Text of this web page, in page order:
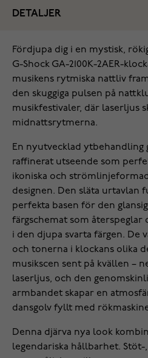
DETALJER
Fördjupa dig i en mystisk,
G-Shock GA-2100K-2AER-
musikens rytmiska nattliv
den skuggiga pulsen på
musikfestivaler, där laserljus
midnattsrytmerna.
En nyutvecklad
raffinerat utseende som
ikoniska och
designen. Den släta urtavlan
perfekta basen för den
färgschemat som
i den djupa svarta färgen. De
och tonerna i klockans olika
musikscen sent på kvällen –
laserljus, och den
armbandet skapar en
dansgolv fyllt med
Denna djärva nya look
legendariska hållbarhet. Stöt-